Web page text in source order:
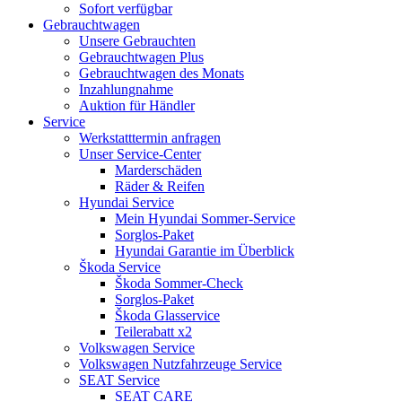
Sofort verfügbar
Gebrauchtwagen
Unsere Gebrauchten
Gebrauchtwagen Plus
Gebrauchtwagen des Monats
Inzahlungnahme
Auktion für Händler
Service
Werkstatttermin anfragen
Unser Service-Center
Marderschäden
Räder & Reifen
Hyundai Service
Mein Hyundai Sommer-Service
Sorglos-Paket
Hyundai Garantie im Überblick
Škoda Service
Škoda Sommer-Check
Sorglos-Paket
Škoda Glasservice
Teilerabatt x2
Volkswagen Service
Volkswagen Nutzfahrzeuge Service
SEAT Service
SEAT CARE